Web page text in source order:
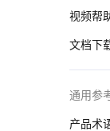
视频帮
文档下
通用参
产品术